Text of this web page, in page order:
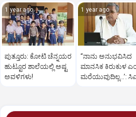
1 year ago
ಪುತ್ತೂರು: ಕೋಟಿ ಚೆನ್ನಯರ
ಹುಟ್ಟೂರ ಶಾಲೆಯಲ್ಲಿ ಅಷ್ಟ
ಅವಳಿಗಳು!
1 year ago
“ನಾನು ಅನುಭವಿಸಿದ
ಮಾನಸಿಕ ಕಿರುಕುಳ
ಮರೆಯುವುದಿಲ್ಲ…’: